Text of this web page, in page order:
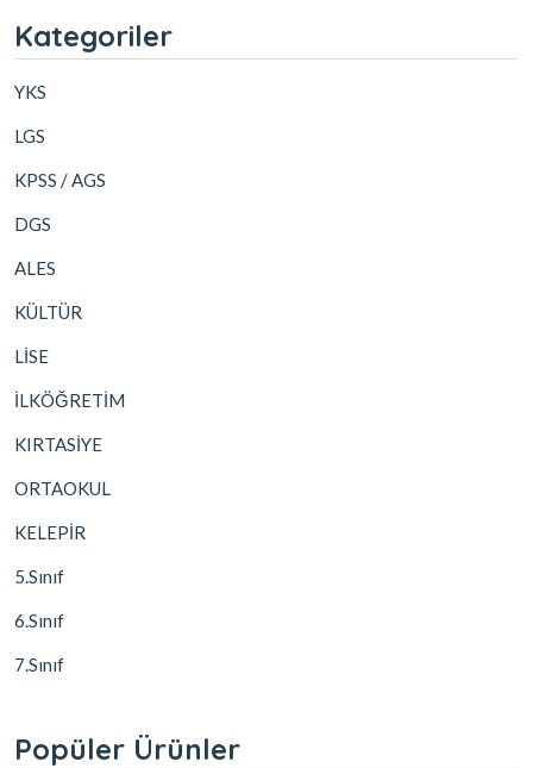
Kategoriler
YKS
LGS
KPSS / AGS
DGS
ALES
KÜLTÜR
LİSE
İLKÖĞRETİM
KIRTASİYE
ORTAOKUL
KELEPİR
5.Sınıf
6.Sınıf
7.Sınıf
Popüler Ürünler